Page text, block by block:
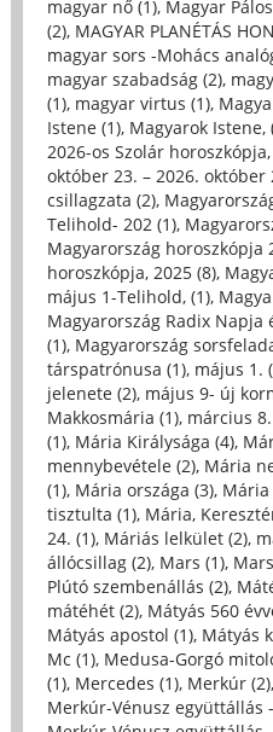
magyar nő (1), Magyar
(2), MAGYAR PLANÉTÁS
magyar sors -Mohács
magyar szabadság (2),
(1), magyar virtus (1),
Istene (1), Magyarok Istene,
2026-os Szolár horoszkópja,
október 23. – 2026. október
csillagzata (2),
Telihold- 202 (1),
Magyarország horoszkópja
horoszkópja, 2025 (8),
május 1-Telihold, (1),
Magyarország Radix
(1), Magyarország
társpatrónusa (1), május 1.
jelenete (2), május 9- új
Makkosmária (1), március
(1), Mária Királysága (4),
mennybevétele (2), Mária
(1), Mária országa (3), Mária
tisztulta (1), Mária,
24. (1), Máriás lelkület (2),
állócsillag (2), Mars (1),
Plútó szembenállás (2),
mátéhét (2), Mátyás 560
Mátyás apostol (1), Mátyás
Mc (1), Medusa-Gorgó
(1), Mercedes (1), Merkúr (2),
Merkúr-Vénusz együttállás